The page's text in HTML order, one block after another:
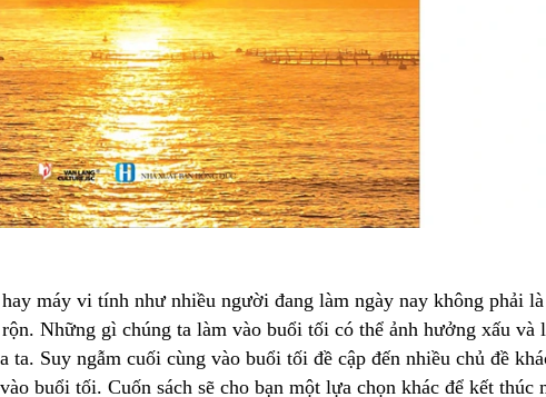
máy vi tính như nhiều người đang làm ngày nay không phải là
Những gì chúng ta làm vào buổi tối có thể ảnh hưởng xấu và
Suy ngẫm cuối cùng vào buổi tối đề cập đến nhiều chủ đề
buổi tối. Cuốn sách sẽ cho bạn một lựa chọn khác để kết thúc